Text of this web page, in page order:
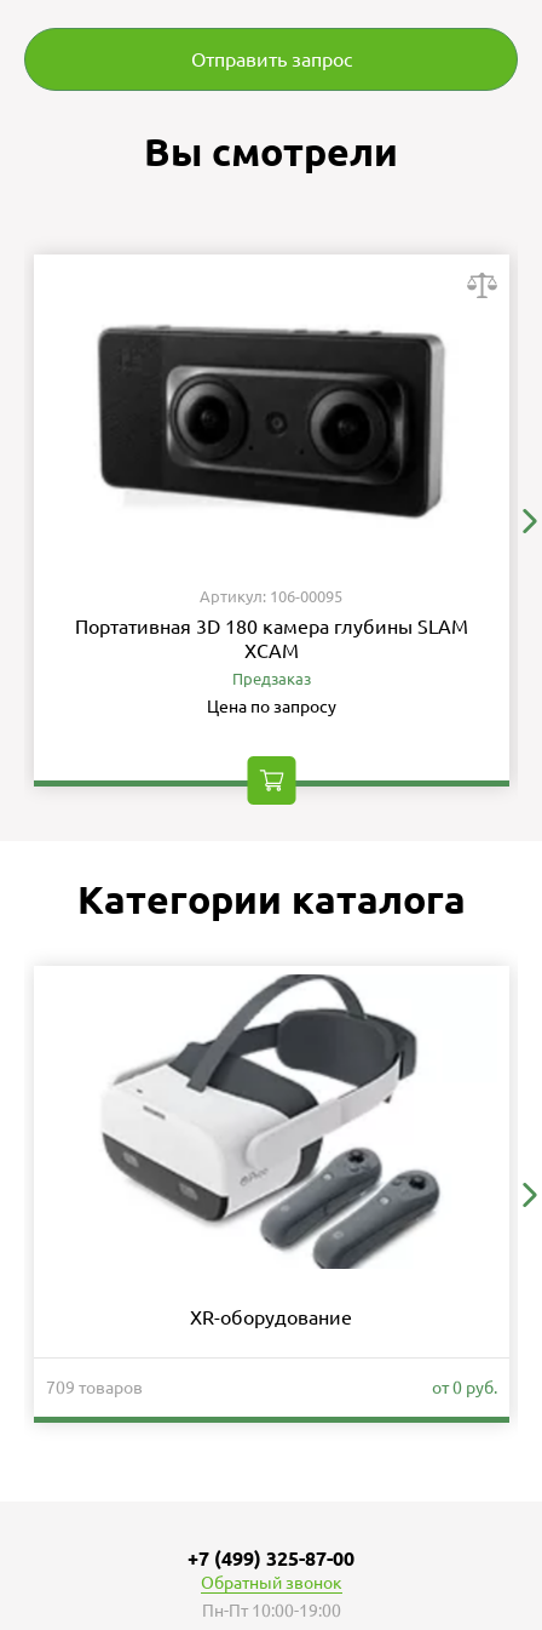
Отправить запрос
Вы смотрели
Артикул: 106-00095
Портативная 3D 180 камера глубины SLAM
XCAM
Предзаказ
Цена по запросу
Категории каталога
XR-оборудование
709 товаров от 0 руб.
+7 (499) 325-87-00
Обратный звонок
Пн-Пт 10:00-19:00